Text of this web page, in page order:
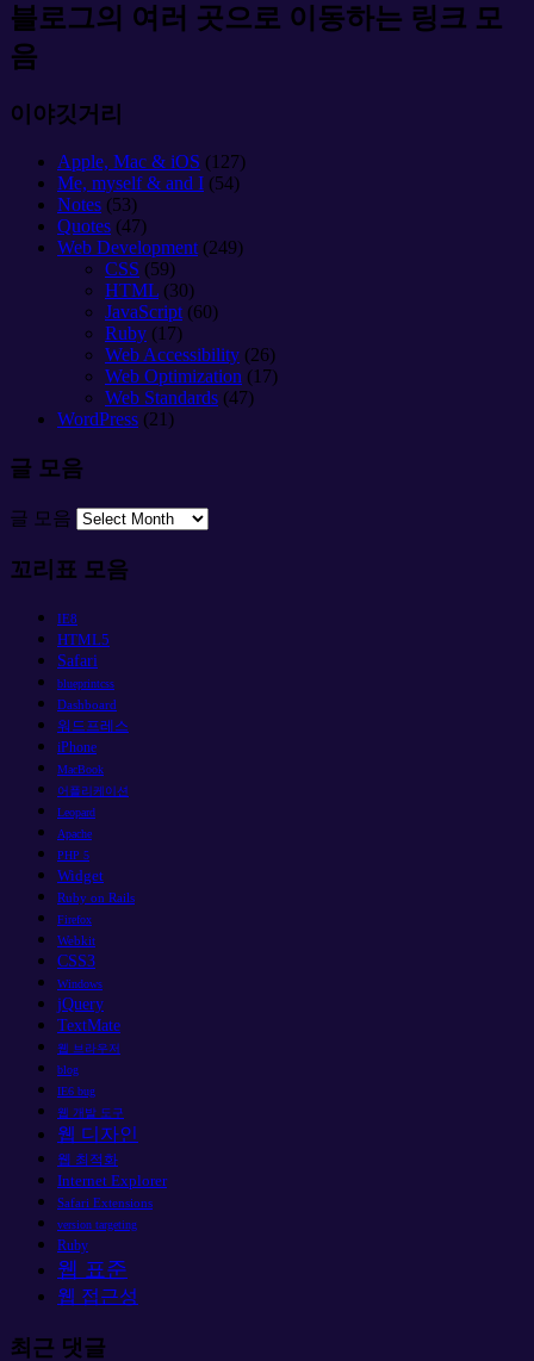
블로그의 여러 곳으로 이동하는 링크 모
음
이야깃거리
Apple, Mac & iOS (127)
Me, myself & and I (54)
Notes (53)
Quotes (47)
Web Development(249)
CSS (59)
HTML (30)
JavaScript(60)
Ruby (17)
Web Accessibility (26)
Web Optimization (17)
Web Standards (47)
WordPress (21)
글 모음
글 모음
꼬리표 모음
IE8
HTML5
Safari
blueprintcss
Dashboard
워드프레스
iPhone
MacBook
어플리케이션
Leopard
Apache
PHP 5
Widget
Ruby on Rails
Firefox
Webkit
CSS3
Windows
jQuery
TextMate
웹 브라우저
blog
IE6 bug
웹 개발 도구
웹 디자인
웹 최적화
Internet Explorer
Safari Extensions
version targeting
Ruby
웹 표준
웹 접근성
최근 댓글